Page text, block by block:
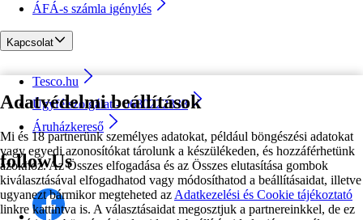
Adatvédelmi beállítások
Mi és 18 partnerünk személyes adatokat, például böngészési adatokat
vagy egyedi azonosítókat tárolunk a készülékeden, és hozzáférhetünk
azokhoz. Az Összes elfogadása és az Összes elutasítása gombok
kiválasztásával elfogadhatod vagy módosíthatod a beállításaidat, illetve
ugyanezt bármikor megteheted az Adatkezelési és Cookie tájékoztató
linkre kattintva is. A választásaidat megosztjuk a partnereinkkel, de ez
ÁFÁ-s számla igénylés
Kapcsolat
Tesco.hu
Ügyfélszolgálat - 0680222333
Áruházkereső
followUs